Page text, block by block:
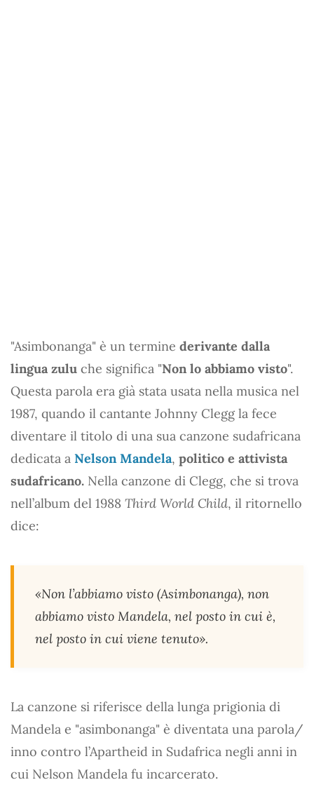
"Asimbonanga" è un termine derivante dalla
lingua zulu che significa "Non lo abbiamo visto".
Questa parola era già stata usata nella musica nel
1987, quando il cantante Johnny Clegg la fece
diventare il titolo di una sua canzone sudafricana
dedicata a Nelson Mandela, politico e attivista
sudafricano. Nella canzone di Clegg, che si trova
nell’album del 1988 Third World Child, il ritornello
dice:
«Non l’abbiamo visto (Asimbonanga), non
abbiamo visto Mandela, nel posto in cui è,
nel posto in cui viene tenuto».
La canzone si riferisce della lunga prigionia di
Mandela e "asimbonanga" è diventata una parola/
inno contro l’Apartheid in Sudafrica negli anni in
cui Nelson Mandela fu incarcerato.